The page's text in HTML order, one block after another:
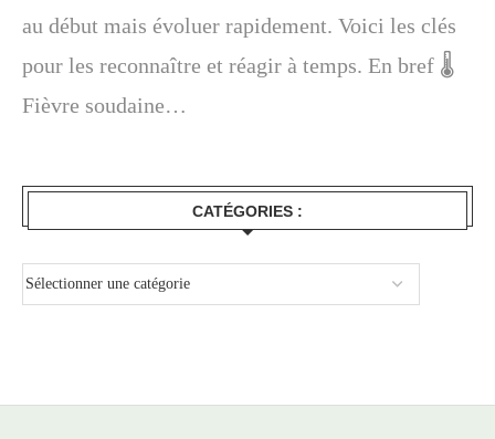
au début mais évoluer rapidement. Voici les clés
pour les reconnaître et réagir à temps. En bref 🌡️
Fièvre soudaine…
CATÉGORIES :